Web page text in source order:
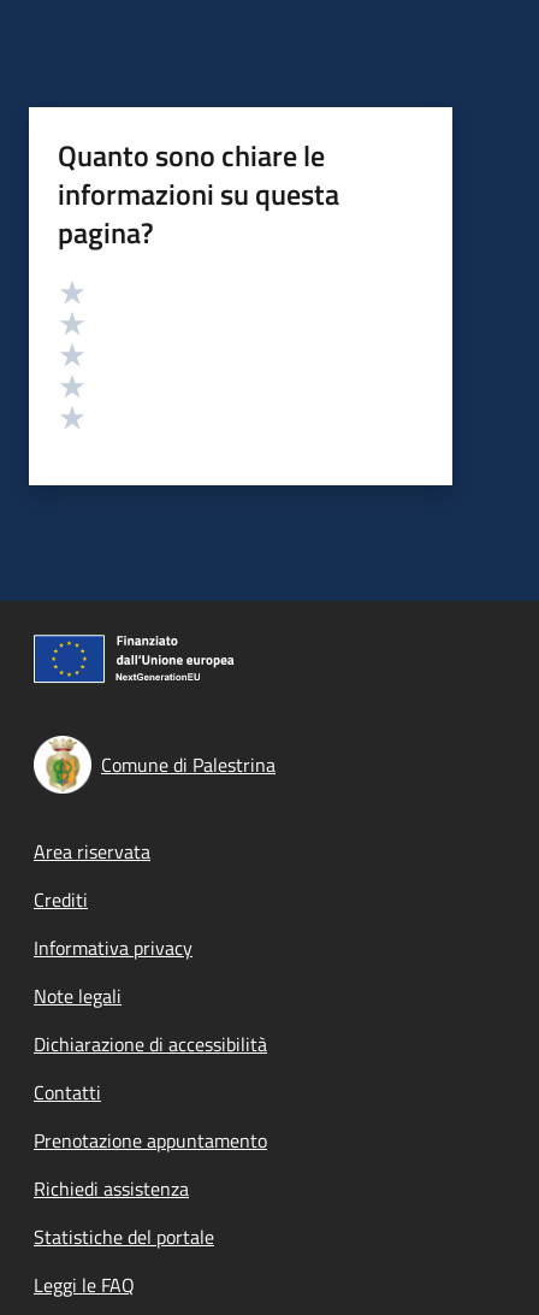
Quanto sono chiare le
informazioni su questa
pagina?
Valutazione
Comune di Palestrina
Footer menu
Area riservata
Crediti
Informativa privacy
Note legali
Dichiarazione di accessibilità
Contatti
Prenotazione appuntamento
Richiedi assistenza
Statistiche del portale
Leggi le FAQ